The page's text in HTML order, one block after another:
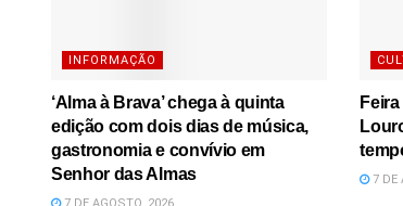
INFORMAÇÃO
‘Alma à Brava’ chega à quinta
edição com dois dias de música,
gastronomia e convívio em
Senhor das Almas
7 DE AGOSTO, 2026
7 DE